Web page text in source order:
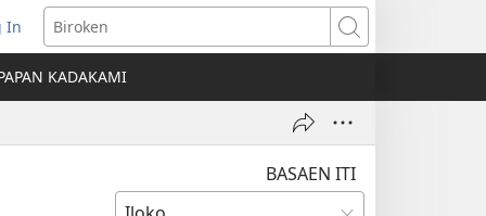
In
Biroken
KADAKAMI
BASAEN ITI